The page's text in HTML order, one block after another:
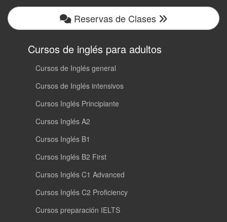
Reservas de Clases
Cursos de inglés para adultos
Cursos de Inglés general
Cursos de Inglés intensivos
Cursos Inglés Principiante
Cursos Inglés A2
Cursos Inglés B1
Cursos Inglés B2 First
Cursos Inglés C1 Advanced
Cursos Inglés C2 Proficiency
Cursos preparación IELTS